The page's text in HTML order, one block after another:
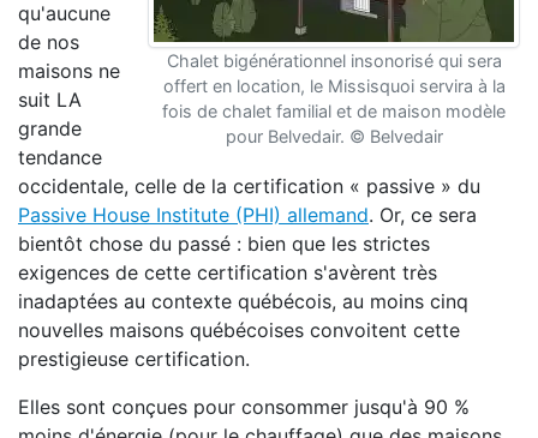
Chalet bigénérationnel insonorisé qui sera
offert en location, le Missisquoi servira à la
fois de chalet familial et de maison modèle
pour Belvedair. © Belvedair
qu'aucune
de nos
maisons ne
suit LA
grande
tendance
occidentale, celle de la certification « passive » du
Passive House Institute (PHI) allemand. Or, ce sera
bientôt chose du passé : bien que les strictes
exigences de cette certification s'avèrent très
inadaptées au contexte québécois, au moins cinq
nouvelles maisons québécoises convoitent cette
prestigieuse certification.
Elles sont conçues pour consommer jusqu'à 90 %